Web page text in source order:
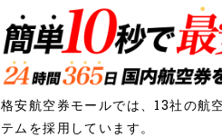
格安航空券モールでは、13社の航
テムを採用しています。